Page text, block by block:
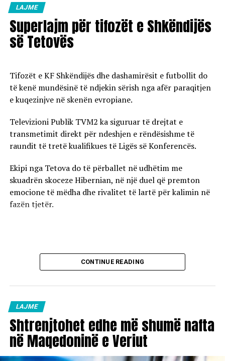
LAJME
Superlajm për tifozët e Shkëndijës
së Tetovës
Tifozët e KF Shkëndijës dhe dashamirësit e futbollit do
të kenë mundësinë të ndjekin sërish nga afër paraqitjen
e kuqezinjve në skenën evropiane.
Televizioni Publik TVM2 ka siguruar të drejtat e
transmetimit direkt për ndeshjen e rëndësishme të
raundit të tretë kualifikues të Ligës së Konferencës.
Ekipi nga Tetova do të përballet në udhëtim me
skuadrën skoceze Hibernian, në një duel që premton
emocione të mëdha dhe rivalitet të lartë për kalimin në
fazën tjetër.
CONTINUE READING
LAJME
Shtrenjtohet edhe më shumë nafta
në Maqedoninë e Veriut